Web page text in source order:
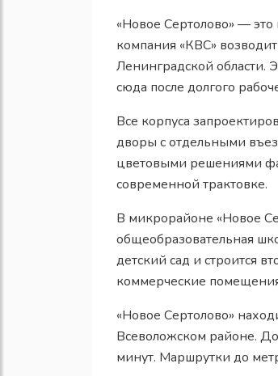
«Новое Сертолово» —
компания «КВС»
Ленинградской области.
сюда после долгого
Все корпуса
дворы с отдельными
цветовыми решениями
современной трактовке.
В микрорайоне «Новое
общеобразовательная
детский сад и строится
коммерческие
«Новое Сертолово»
Всеволожском районе.
минут. Маршрутки до